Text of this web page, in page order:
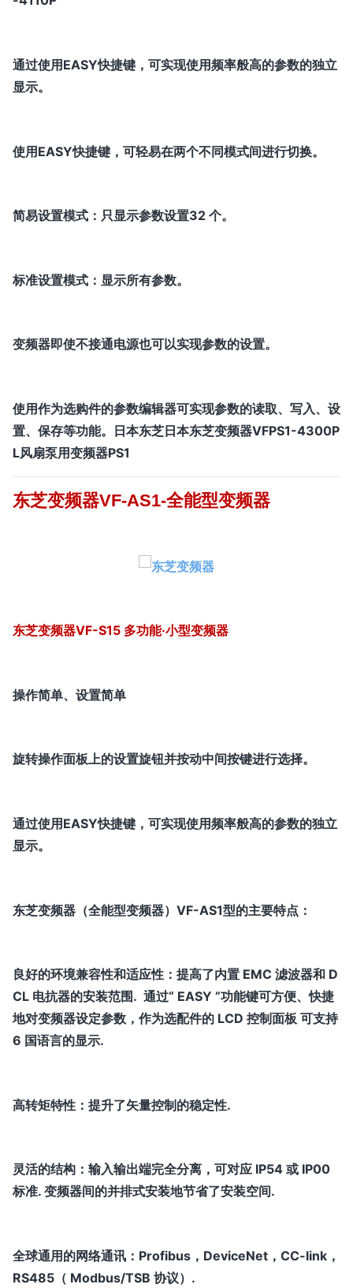
通过使用EASY快捷键，可实现使用频率般高的参数的独立
显示。
使用EASY快捷键，可轻易在两个不同模式间进行切换。
简易设置模式：只显示参数设置32 个。
标准设置模式：显示所有参数。
变频器即使不接通电源也可以实现参数的设置。
使用作为选购件的参数编辑器可实现参数的读取、写入、设
置、保存等功能。日本东芝日本东芝变频器VFPS1-4300P
L风扇泵用变频器PS1
东芝变频器VF-AS1-全能型变频器
东芝变频器VF-S15 多功能·小型变频器
操作简单、设置简单
旋转操作面板上的设置旋钮并按动中间按键进行选择。
通过使用EASY快捷键，可实现使用频率般高的参数的独立
显示。
东芝变频器（全能型变频器）VF-AS1型的主要特点：
良好的环境兼容性和适应性：提高了内置 EMC 滤波器和 D
CL 电抗器的安装范围. 通过“ EASY ”功能键可方便、快捷
地对变频器设定参数，作为选配件的 LCD 控制面板 可支持
6 国语言的显示.
高转矩特性：提升了矢量控制的稳定性.
灵活的结构：输入输出端完全分离，可对应 IP54 或 IP00
标准. 变频器间的并排式安装地节省了安装空间.
全球通用的网络通讯：Profibus，DeviceNet，CC-link，
RS485（ Modbus/TSB 协议）.